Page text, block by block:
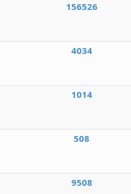
156526
4034
1014
508
9508